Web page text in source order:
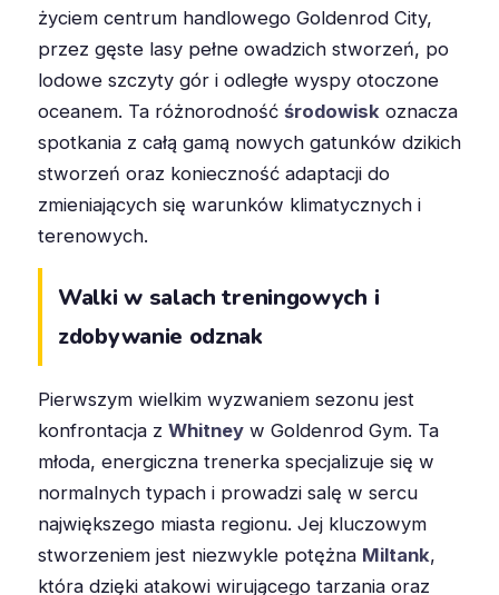
życiem centrum handlowego Goldenrod City,
przez gęste lasy pełne owadzich stworzeń, po
lodowe szczyty gór i odległe wyspy otoczone
oceanem. Ta różnorodność środowisk oznacza
spotkania z całą gamą nowych gatunków dzikich
stworzeń oraz konieczność adaptacji do
zmieniających się warunków klimatycznych i
terenowych.
Walki w salach treningowych i
zdobywanie odznak
Pierwszym wielkim wyzwaniem sezonu jest
konfrontacja z Whitney w Goldenrod Gym. Ta
młoda, energiczna trenerka specjalizuje się w
normalnych typach i prowadzi salę w sercu
największego miasta regionu. Jej kluczowym
stworzeniem jest niezwykle potężna Miltank,
która dzięki atakowi wirującego tarzania oraz